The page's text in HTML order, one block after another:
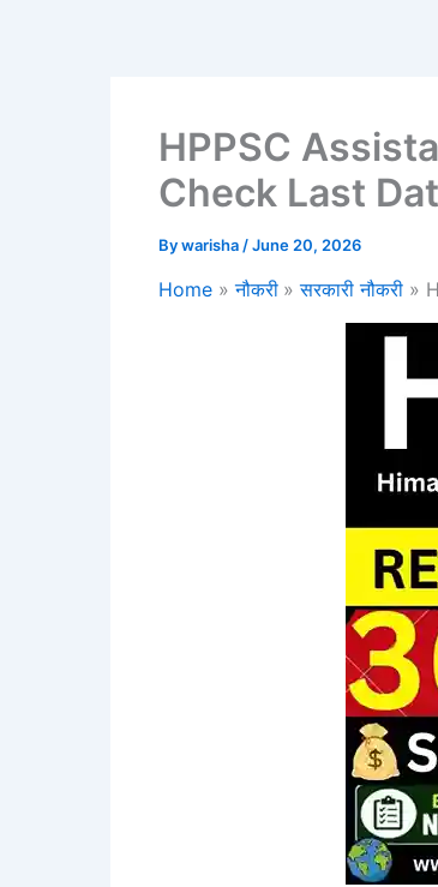
HPPSC
Check Last
Bywarisha /June 20, 2026
Home नौकरी सरकारी नौकरी